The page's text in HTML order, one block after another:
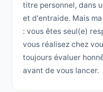
titre personnel, dans
et d'entraide. Mais
: vous êtes seul(e)
vous réalisez chez
toujours évaluer
avant de vous lancer.